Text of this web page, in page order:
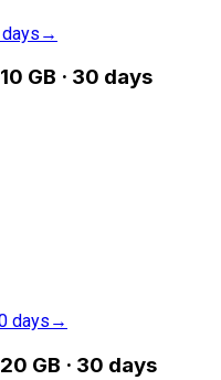
days →
GB · 30 days
days →
GB · 30 days